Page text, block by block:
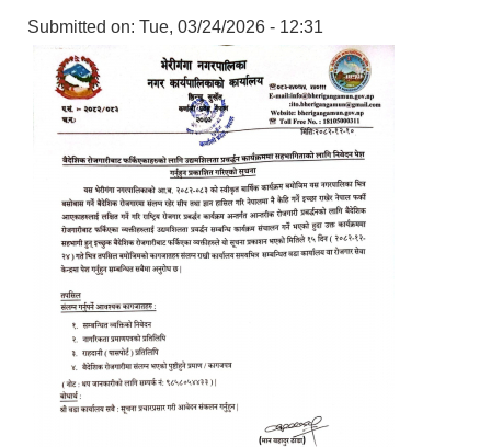
Submitted on: Tue, 03/24/2026 - 12:31